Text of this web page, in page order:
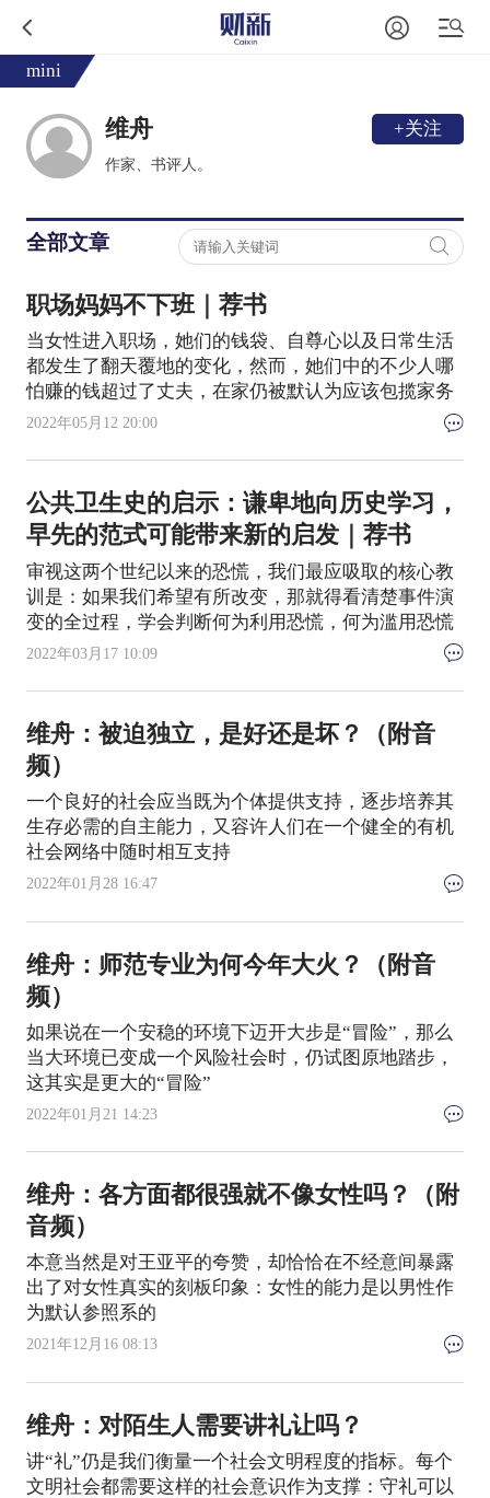
mini
维舟 +关注
作家、书评人。
全部文章
职场妈妈不下班｜荐书
当女性进入职场，她们的钱袋、自尊心以及日常生活
都发生了翻天覆地的变化，然而，她们中的不少人哪
怕赚的钱超过了丈夫，在家仍被默认为应该包揽家务
2022年05月12 20:00
公共卫生史的启示：谦卑地向历史学习，
早先的范式可能带来新的启发｜荐书
审视这两个世纪以来的恐慌，我们最应吸取的核心教
训是：如果我们希望有所改变，那就得看清楚事件演
变的全过程，学会判断何为利用恐慌，何为滥用恐慌
2022年03月17 10:09
维舟：被迫独立，是好还是坏？（附音
频）
一个良好的社会应当既为个体提供支持，逐步培养其
生存必需的自主能力，又容许人们在一个健全的有机
社会网络中随时相互支持
2022年01月28 16:47
维舟：师范专业为何今年大火？（附音
频）
如果说在一个安稳的环境下迈开大步是“冒险”，那么
当大环境已变成一个风险社会时，仍试图原地踏步，
这其实是更大的“冒险”
2022年01月21 14:23
维舟：各方面都很强就不像女性吗？（附
音频）
本意当然是对王亚平的夸赞，却恰恰在不经意间暴露
出了对女性真实的刻板印象：女性的能力是以男性作
为默认参照系的
2021年12月16 08:13
维舟：对陌生人需要讲礼让吗？
讲“礼”仍是我们衡量一个社会文明程度的指标。每个
文明社会都需要这样的社会意识作为支撑：守礼可以